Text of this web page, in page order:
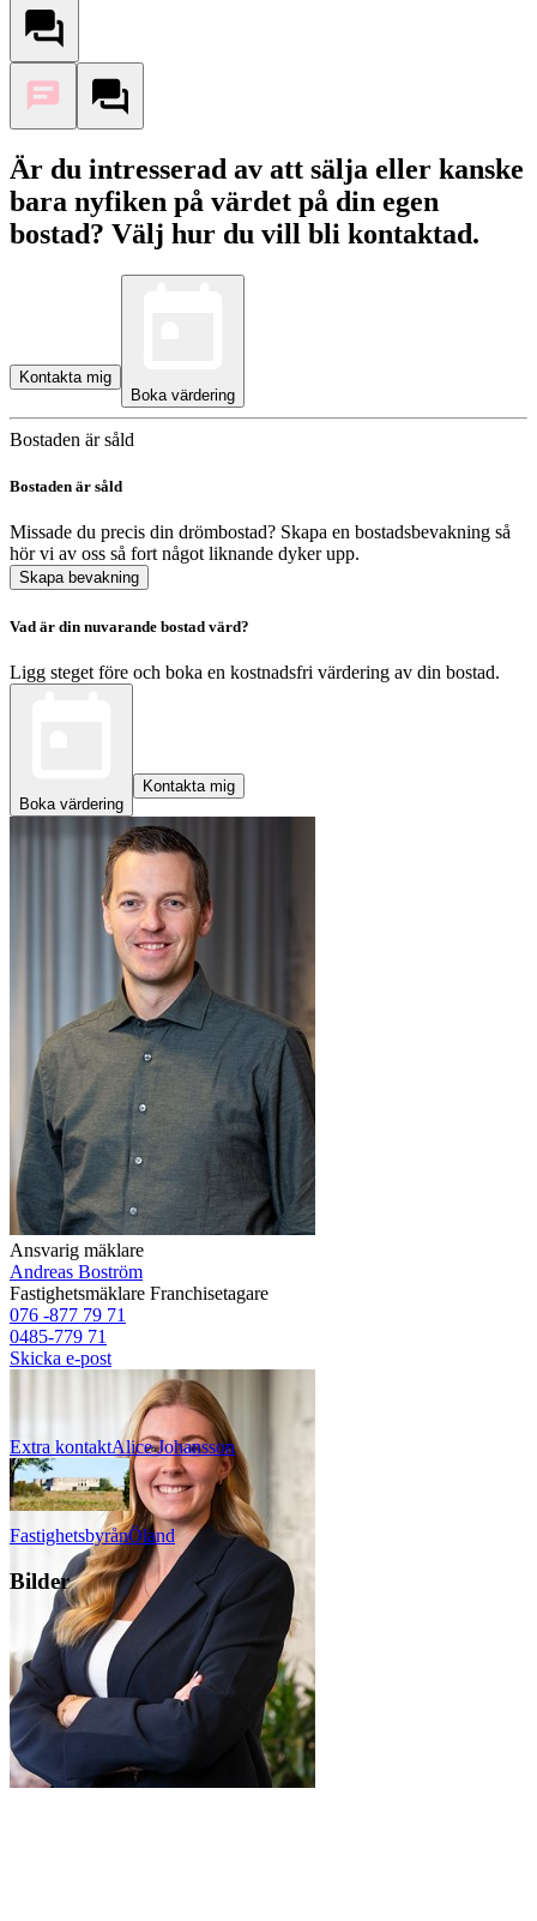
Är du intresserad av att sälja eller kanske
bara nyfiken på värdet på din egen
bostad? Välj hur du vill bli kontaktad.
Kontakta mig
Boka värdering
Bostaden är såld
Bostaden är såld
Missade du precis din drömbostad? Skapa en bostadsbevakning så
hör vi av oss så fort något liknande dyker upp.
Skapa bevakning
Vad är din nuvarande bostad värd?
Ligg steget före och boka en kostnadsfri värdering av din bostad.
Boka värdering
Kontakta mig
Ansvarig mäklare
Andreas Boström
Fastighetsmäklare Franchisetagare
076 -877 79 71
0485-779 71
Skicka e-post
Extra kontaktAlice Johansson
FastighetsbyrånÖland
Bilder